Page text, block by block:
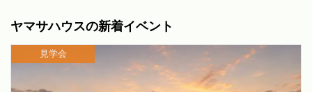
ヤマサハウスの新着イベント
見学会